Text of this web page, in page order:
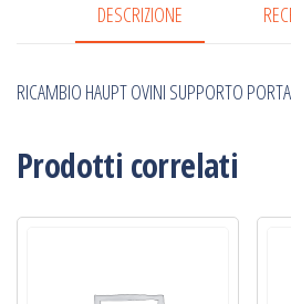
DESCRIZIONE
RICAMBIO HAUPT OVINI SUPPORTO
Prodotti correlati